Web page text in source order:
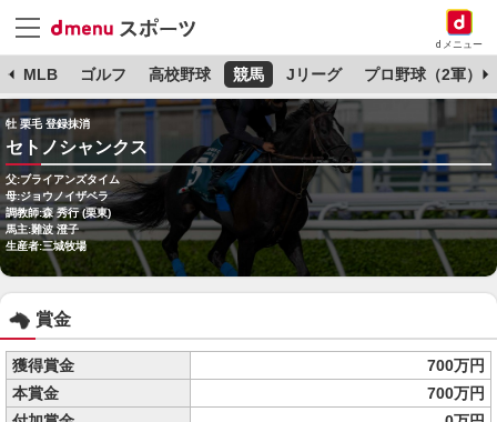
dメニュー
MLB ゴルフ 高校野球 競馬 Jリーグ プロ野球（2軍）
牡 栗毛 登録抹消
セトノシャンクス
父:ブライアンズタイム
母:ジョウノイザベラ
調教師:森 秀行 (栗東)
馬主:難波 澄子
生産者:三城牧場
賞金
獲得賞金
700万円
本賞金
700万円